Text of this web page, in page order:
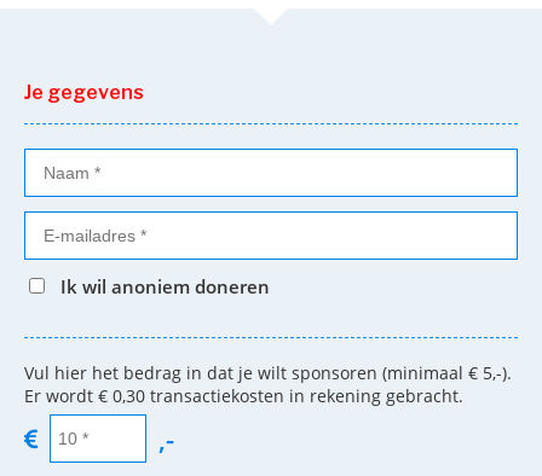
Je gegevens
Ik wil anoniem doneren
Vul hier het bedrag in dat je wilt sponsoren (minimaal € 5,-).
Er wordt € 0,30 transactiekosten in rekening gebracht.
,-